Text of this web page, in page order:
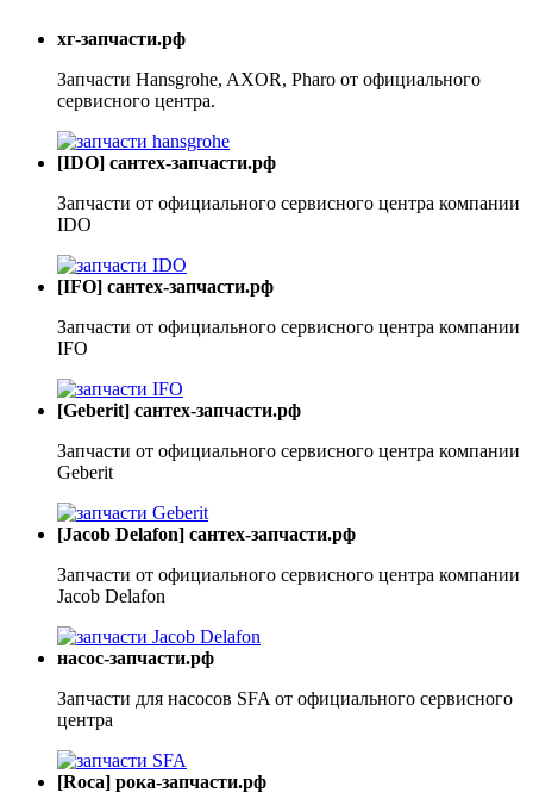
хг-запчасти.рф
Запчасти Hansgrohe, AXOR, Pharo от официального
сервисного центра.
[IDO] сантех-запчасти.рф
Запчасти от официального сервисного центра компании
IDO
[IFO] сантех-запчасти.рф
Запчасти от официального сервисного центра компании
IFO
[Geberit] сантех-запчасти.рф
Запчасти от официального сервисного центра компании
Geberit
[Jacob Delafon] сантех-запчасти.рф
Запчасти от официального сервисного центра компании
Jacob Delafon
насос-запчасти.рф
Запчасти для насосов SFA от официального сервисного
центра
[Roca] рока-запчасти.рф